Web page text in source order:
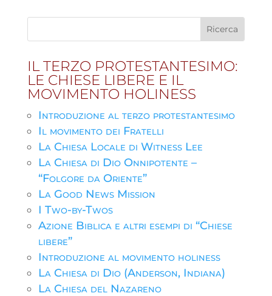
IL TERZO PROTESTANTESIMO:
LE CHIESE LIBERE E IL
MOVIMENTO HOLINESS
Introduzione al terzo protestantesimo
Il movimento dei Fratelli
La Chiesa Locale di Witness Lee
La Chiesa di Dio Onnipotente –
“Folgore da Oriente”
La Good News Mission
I Two-by-Twos
Azione Biblica e altri esempi di “Chiese
libere”
Introduzione al movimento holiness
La Chiesa di Dio (Anderson, Indiana)
La Chiesa del Nazareno